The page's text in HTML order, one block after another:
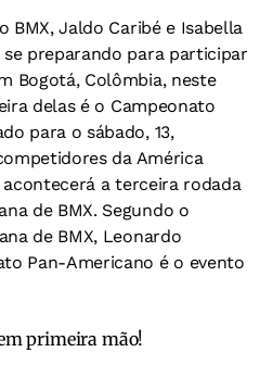
BMX, Jaldo Caribé e Isabella
preparando para participar
Bogotá, Colômbia, neste
delas é o Campeonato
para o sábado, 13,
da América
acontecerá a terceira rodada
de BMX. Segundo o
de BMX, Leonardo
Pan-Americano é o evento
primeira mão!